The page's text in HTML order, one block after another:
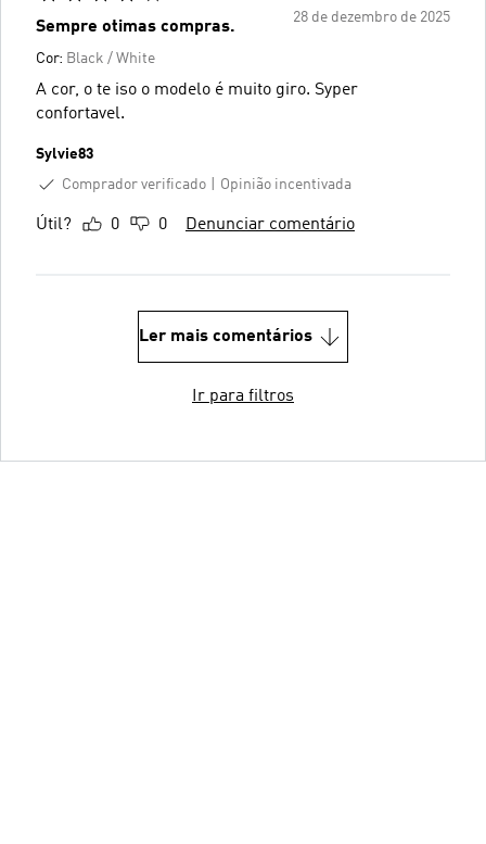
28 de dezembro de 2025
Sempre otimas compras.
Cor: Black / White
A cor, o te iso o modelo é muito giro. Syper
confortavel.
Sylvie83
Comprador verificado
Opinião incentivada
Útil? 0 0 Denunciar comentário
Ler mais comentários
Ir para filtros